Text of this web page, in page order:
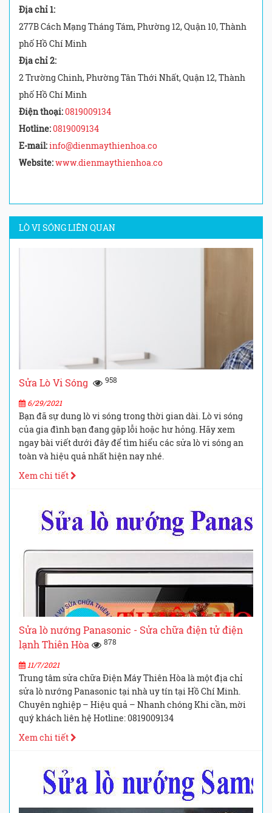
Địa chỉ 1:
277B Cách Mạng Tháng Tám, Phường 12, Quận 10, Thành
phố Hồ Chí Minh
Địa chỉ 2:
2 Trường Chinh, Phường Tân Thới Nhất, Quận 12, Thành
phố Hồ Chí Minh
Điện thoại:0819009134
Hotline:0819009134
E-mail:info@dienmaythienhoa.co
Website:www.dienmaythienhoa.co
LÒ VI SÓNG LIÊN QUAN
Sửa Lò Vi Sóng 958
6/29/2021
Bạn đã sự dung lò vi sóng trong thời gian dài. Lò vi sóng
của gia đình bạn đang gặp lỗi hoặc hư hỏng. Hãy xem
ngay bài viết dưới đây để tìm hiểu các sửa lò vi sóng an
toàn và hiệu quả nhất hiện nay nhé.
Xem chi tiết
Sửa lò nướng Panasonic - Sửa chữa điện tử điện
lạnh Thiên Hòa
878
11/7/2021
Trung tâm sửa chữa Điện Máy Thiên Hòa là một địa chỉ
sửa lò nướng Panasonic tại nhà uy tín tại Hồ Chí Minh.
Chuyên nghiệp – Hiệu quả – Nhanh chóng Khi cần, mời
quý khách liên hệ Hotline: 0819009134
Xem chi tiết